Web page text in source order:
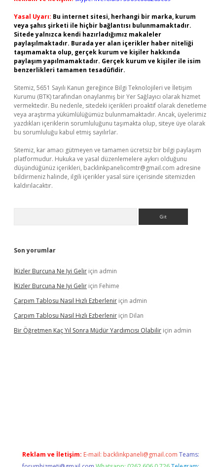
Yasal Uyarı: Bu internet sitesi, herhangi bir marka, kurum
veya şahıs şirketi ile hiçbir bağlantısı bulunmamaktadır.
Sitede yalnızca kendi hazırladığımız makaleler
paylaşılmaktadır. Burada yer alan içerikler haber niteliği
taşımamakta olup, gerçek kurum ve kişiler hakkında
paylaşım yapılmamaktadır. Gerçek kurum ve kişiler ile isim
benzerlikleri tamamen tesadüfidir.
Sitemiz, 5651 Sayılı Kanun gereğince Bilgi Teknolojileri ve İletişim
Kurumu (BTK) tarafından onaylanmış bir Yer Sağlayıcı olarak hizmet
vermektedir. Bu nedenle, sitedeki içerikleri proaktif olarak denetleme
veya araştırma yükümlülüğümüz bulunmamaktadır. Ancak, üyelerimiz
yazdıkları içeriklerin sorumluluğunu taşımakta olup, siteye üye olarak
bu sorumluluğu kabul etmiş sayılırlar.
Sitemiz, kar amacı gütmeyen ve tamamen ücretsiz bir bilgi paylaşım
platformudur. Hukuka ve yasal düzenlemelere aykırı olduğunu
düşündüğünüz içerikleri, backlinkpanelicomtr@gmail.com adresine
bildirmeniz halinde, ilgili içerikler yasal süre içerisinde sitemizden
kaldırılacaktır.
Son yorumlar
İKizler Burcuna Ne Iyi Gelir için admin
İKizler Burcuna Ne Iyi Gelir için Fehime
Çarpım Tablosu Nasıl Hızlı Ezberlenir için admin
Çarpım Tablosu Nasıl Hızlı Ezberlenir için Dilan
Bir Öğretmen Kaç Yıl Sonra Müdür Yardımcısı Olabilir için admin
Reklam ve İletişim: E-mail: backlinkpaneli@gmail.com Teams: